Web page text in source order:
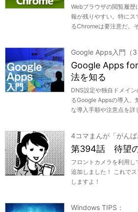
Webブラウザの閲覧履
報が残りやすい。特にス
るChromeは要注意だ。
Google Apps入門（3
Google Apps
法を知る
DNS設定や独自ドメイ
るGoogle Appsの導入。
な導入手順や注意点を詳
4コマまんが「がんば
第394話 待望
フロントカメラを利用
追加しました！ これで
しますよ！
Windows TIPS